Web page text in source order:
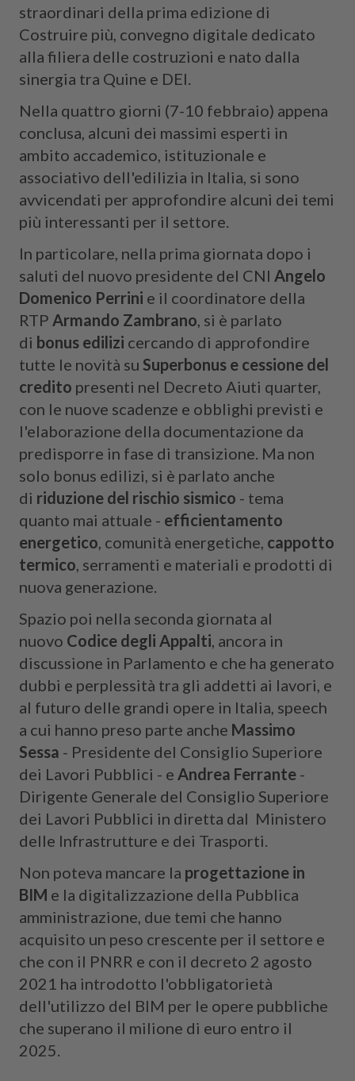
straordinari della prima edizione di
Costruire più, convegno digitale dedicato
alla filiera delle costruzioni e nato dalla
sinergia tra Quine e DEI.
Nella quattro giorni (7-10 febbraio) appena
conclusa, alcuni dei massimi esperti in
ambito accademico, istituzionale e
associativo dell'edilizia in Italia, si sono
avvicendati per approfondire alcuni dei temi
più interessanti per il settore.
In particolare, nella prima giornata dopo i
saluti del nuovo presidente del CNI Angelo
Domenico Perrini e il coordinatore della
RTP Armando Zambrano, si è parlato
di bonus edilizi cercando di approfondire
tutte le novità su Superbonus e cessione del
credito presenti nel Decreto Aiuti quarter,
con le nuove scadenze e obblighi previsti e
l'elaborazione della documentazione da
predisporre in fase di transizione. Ma non
solo bonus edilizi, si è parlato anche
di riduzione del rischio sismico - tema
quanto mai attuale - efficientamento
energetico, comunità energetiche, cappotto
termico, serramenti e materiali e prodotti di
nuova generazione.
Spazio poi nella seconda giornata al
nuovo Codice degli Appalti, ancora in
discussione in Parlamento e che ha generato
dubbi e perplessità tra gli addetti ai lavori, e
al futuro delle grandi opere in Italia, speech
a cui hanno preso parte anche Massimo
Sessa - Presidente del Consiglio Superiore
dei Lavori Pubblici - e Andrea Ferrante -
Dirigente Generale del Consiglio Superiore
dei Lavori Pubblici in diretta dal Ministero
delle Infrastrutture e dei Trasporti.
Non poteva mancare la progettazione in
BIM e la digitalizzazione della Pubblica
amministrazione, due temi che hanno
acquisito un peso crescente per il settore e
che con il PNRR e con il decreto 2 agosto
2021 ha introdotto l'obbligatorietà
dell'utilizzo del BIM per le opere pubbliche
che superano il milione di euro entro il
2025.